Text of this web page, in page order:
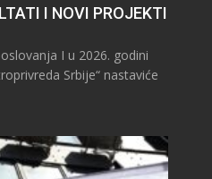
I NOVI PROJEKTI
I u 2026. godini
Srbije“ nastaviće